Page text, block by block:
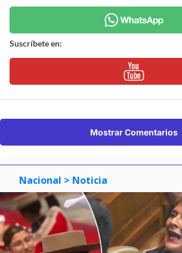
Suscríbete en:
Mostrar Comentarios
Nacional > Noticia